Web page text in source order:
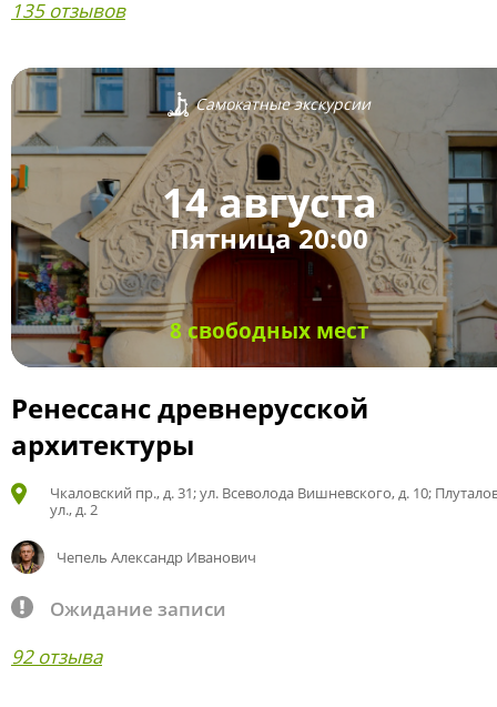
135 отзывов
Самокатные экскурсии
14 августа
Пятница 20:00
8 свободных мест
Ренессанс древнерусской
архитектуры
Чкаловский пр., д. 31; ул. Всеволода Вишневского, д. 10;
ул., д. 2
Чепель Александр Иванович
Ожидание записи
92 отзыва